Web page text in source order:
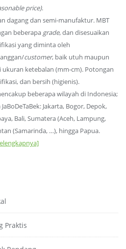
price).
dagang dan semi-manufaktur. MBT
beberapa grade, dan disesuaikan
yang diminta oleh
customer, baik utuh maupun
ukuran ketebalan (mm-cm). Potongan
dan bersih (higienis).
beberapa wilayah di Indonesia;
Jakarta, Bogor, Depok,
Bali, Sumatera (Aceh, Lampung,
(Samarinda, …), hingga Papua.
Praktis